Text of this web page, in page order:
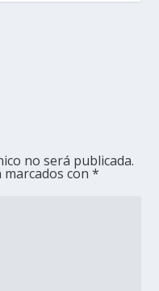
no será publicada.
marcados con*